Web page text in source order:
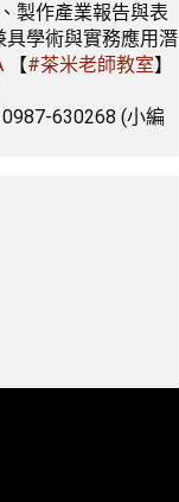
製作產業報告與表
學術與實務應用潛
【#茶米老師教室】
630268 (小編